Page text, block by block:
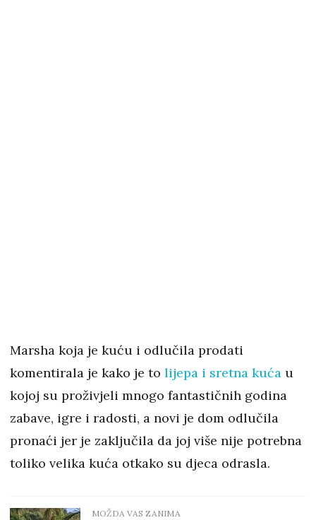
Marsha koja je kuću i odlučila prodati
komentirala je kako je to lijepa i sretna kuća u
kojoj su proživjeli mnogo fantastičnih godina
zabave, igre i radosti, a novi je dom odlučila
pronaći jer je zaključila da joj više nije potrebna
toliko velika kuća otkako su djeca odrasla.
MOŽDA VAS ZANIMA